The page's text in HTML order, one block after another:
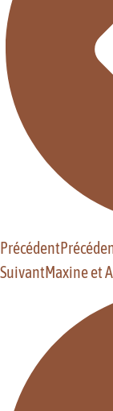
Précédent
SuivantMaxine et